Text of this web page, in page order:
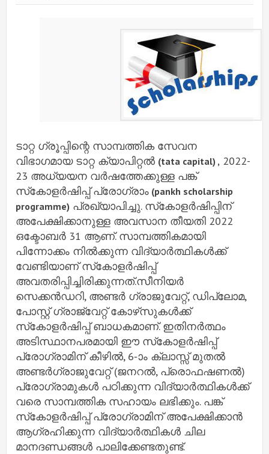
ടാറ്റ ഗ്രൂപ്പിന്റെ സാമ്പത്തിക സേവന
വിഭാഗമായ ടാറ്റ ക്യാപിറ്റല്‍ (tata capital) , 2022-
23 അധ്യയന വര്‍ഷത്തേക്കുള്ള പങ്ക്
സ്‌കോളര്‍ഷിപ്പ് പ്രോഗ്രാം (pankh scholarship
programme) പ്രഖ്യാപിച്ചു. സ്‌കോളര്‍ഷിപ്പിന്
അപേക്ഷിക്കാനുള്ള അവസാന തീയതി 2022
ഒക്ടോബര്‍ 31 ആണ്. സാമ്പത്തികമായി
പിന്നോക്കം നില്‍ക്കുന്ന വിദ്യാര്‍ത്ഥികള്‍ക്ക്
വേണ്ടിയാണ് സ്‌കോളര്‍ഷിപ്പ്
അവതരിപ്പിച്ചിരിക്കുന്നത്.സീനിയര്‍
സെക്കന്‍ഡറി, അണ്ടര്‍ ഗ്രാജുവേറ്റ്, ഡിപ്ലോമ,
പോസ്റ്റ് ഗ്രാജ്വേറ്റ് കോഴ്‌സുകള്‍ക്ക്
സ്‌കോളര്‍ഷിപ്പ് ബാധകമാണ്. ഇതിനര്‍ത്ഥം
അടിസ്ഥാനപരമായി ഈ സ്‌കോളര്‍ഷിപ്പ്
പ്രോഗ്രാമിന് കീഴില്‍, 6-ാം ക്ലാസ്സ് മുതല്‍
അണ്ടര്‍ഗ്രാജുവേറ്റ് (ജനറല്‍, പ്രൊഫഷണല്‍)
പ്രോഗ്രാമുകള്‍ പഠിക്കുന്ന വിദ്യാര്‍ത്ഥികള്‍ക്ക്
വരെ സാമ്പത്തിക സഹായം ലഭിക്കും. പങ്ക്
സ്‌കോളര്‍ഷിപ്പ് പ്രോഗ്രാമിന് അപേക്ഷിക്കാന്‍
ആഗ്രഹിക്കുന്ന വിദ്യാര്‍ത്ഥികള്‍ ചില
മാനദണ്ഡങ്ങള്‍ പാലിക്കേണ്ടതുണ്ട്.